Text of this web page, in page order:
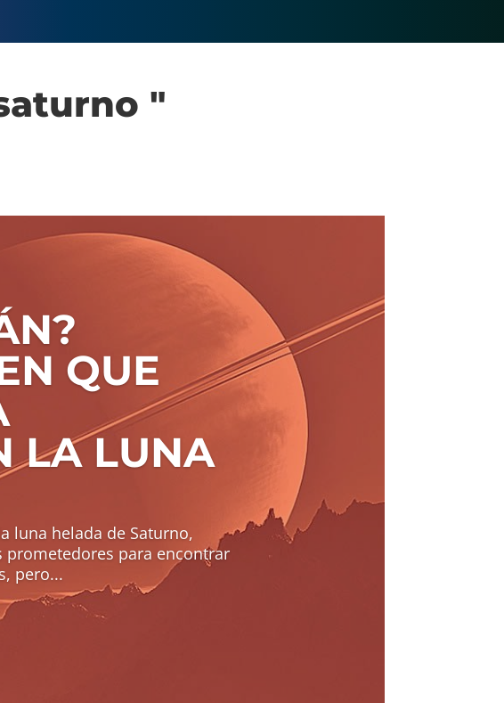
"
QUE
LA LUNA
luna helada de Saturno,
para encontrar
pero...